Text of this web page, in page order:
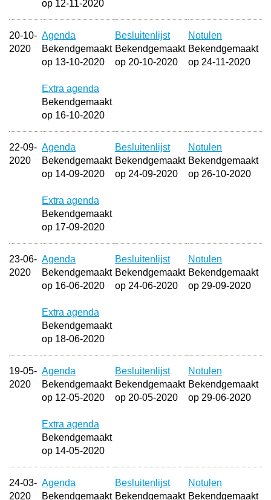
op 12-11-2020
20-10-
2020
Agenda
Bekendgemaakt
op 13-10-2020
Extra agenda
Bekendgemaakt
op 16-10-2020
Besluitenlijst
Bekendgemaakt
op 20-10-2020
Notulen
Bekendgemaakt
op 24-11-2020
22-09-
2020
Agenda
Bekendgemaakt
op 14-09-2020
Extra agenda
Bekendgemaakt
op 17-09-2020
Besluitenlijst
Bekendgemaakt
op 24-09-2020
Notulen
Bekendgemaakt
op 26-10-2020
23-06-
2020
Agenda
Bekendgemaakt
op 16-06-2020
Extra agenda
Bekendgemaakt
op 18-06-2020
Besluitenlijst
Bekendgemaakt
op 24-06-2020
Notulen
Bekendgemaakt
op 29-09-2020
19-05-
2020
Agenda
Bekendgemaakt
op 12-05-2020
Extra agenda
Bekendgemaakt
op 14-05-2020
Besluitenlijst
Bekendgemaakt
op 20-05-2020
Notulen
Bekendgemaakt
op 29-06-2020
24-03-
2020
Agenda
Bekendgemaakt
Besluitenlijst
Bekendgemaakt
Notulen
Bekendgemaakt